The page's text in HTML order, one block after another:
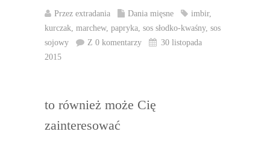
Przez extradania Dania mięsne imbir,
kurczak, marchew, papryka, sos słodko-kwaśny, sos
sojowy
Z 0 komentarzy
30 listopada
2015
to również może Cię
zainteresować